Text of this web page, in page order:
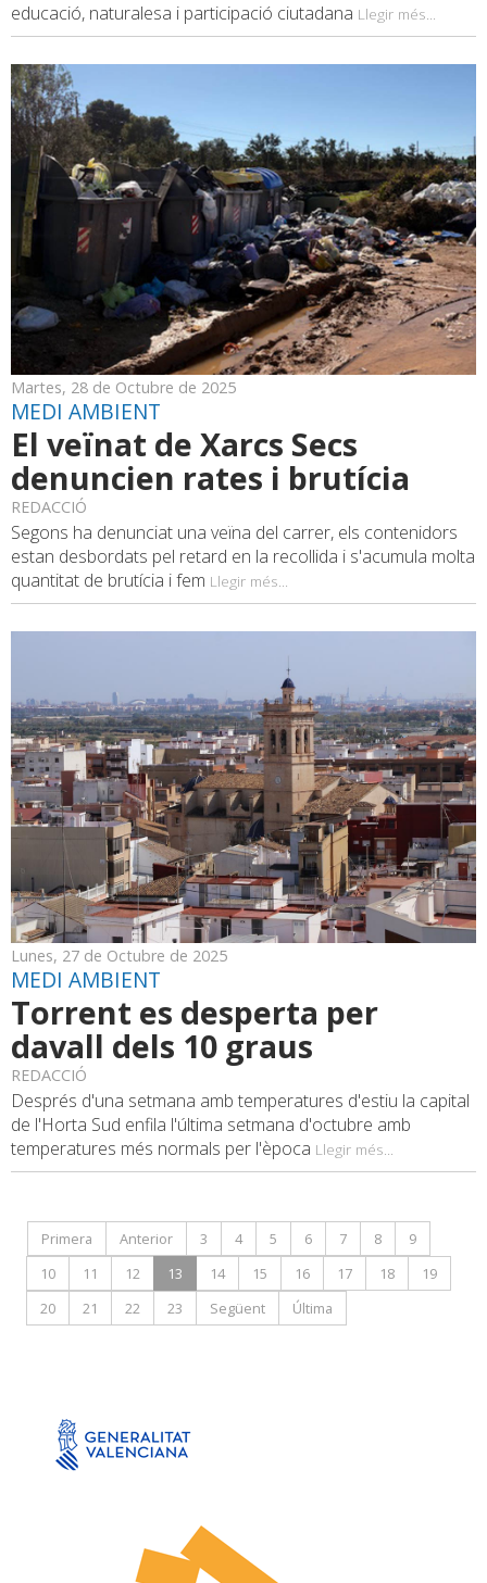
educació, naturalesa i participació ciutadana Llegir més...
Martes, 28 de Octubre de 2025
MEDI AMBIENT
El veïnat de Xarcs Secs
denuncien rates i brutícia
REDACCIÓ
Segons ha denunciat una veïna del carrer, els contenidors
estan desbordats pel retard en la recollida i s'acumula molta
quantitat de brutícia i fem Llegir més...
Lunes, 27 de Octubre de 2025
MEDI AMBIENT
Torrent es desperta per
davall dels 10 graus
REDACCIÓ
Després d'una setmana amb temperatures d'estiu la capital
de l'Horta Sud enfila l'última setmana d'octubre amb
temperatures més normals per l'època Llegir més...
Primera Anterior 3 4 5 6 7 8
9
10
11 12 13 14 15 16 17 18
19
20
21 22 23 Següent Última